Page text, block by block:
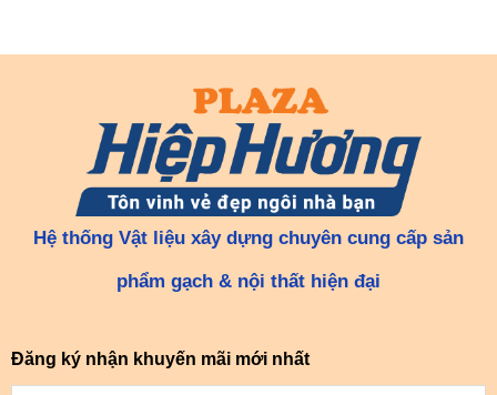
Hệ thống Vật liệu xây dựng chuyên cung cấp sản
phẩm gạch & nội thất hiện đại
Đăng ký nhận khuyến mãi mới nhất